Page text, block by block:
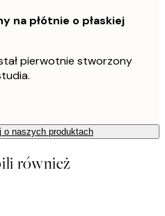
na płótnie o płaskiej
pierwotnie stworzony
o naszych produktach
również